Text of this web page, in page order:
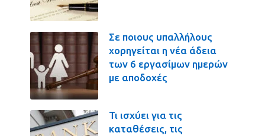
Σε ποιους υπαλλήλους
χορηγείται η νέα άδεια
των 6 εργασίμων ημερών
με αποδοχές
Τι ισχύει για τις
καταθέσεις, τις